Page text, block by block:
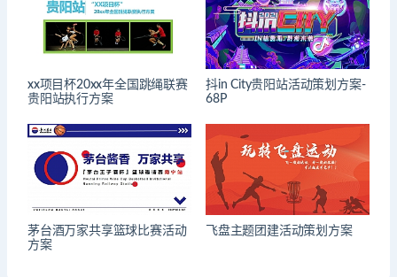
xx项目杯20xx年全国跳绳联赛
贵阳站执行方案
抖in City贵阳站活动策划方案-
68P
茅台酒万家共享篮球比赛活动
方案
飞盘主题团建活动策划方案